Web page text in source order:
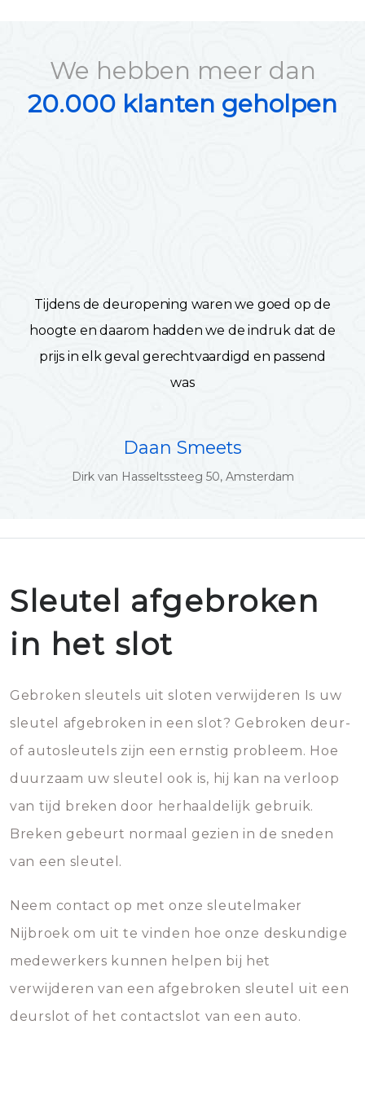
We hebben meer dan
20.000 klanten geholpen
Tijdens de deuropening waren we goed op de
hoogte en daarom hadden we de indruk dat de
prijs in elk geval gerechtvaardigd en passend
was
Daan Smeets
Dirk van Hasseltssteeg 50, Amsterdam
Sleutel afgebroken
in het slot
Gebroken sleutels uit sloten verwijderen Is uw
sleutel afgebroken in een slot? Gebroken deur-
of autosleutels zijn een ernstig probleem. Hoe
duurzaam uw sleutel ook is, hij kan na verloop
van tijd breken door herhaaldelijk gebruik.
Breken gebeurt normaal gezien in de sneden
van een sleutel.
Neem contact op met onze sleutelmaker
Nijbroek om uit te vinden hoe onze deskundige
medewerkers kunnen helpen bij het
verwijderen van een afgebroken sleutel uit een
deurslot of het contactslot van een auto.